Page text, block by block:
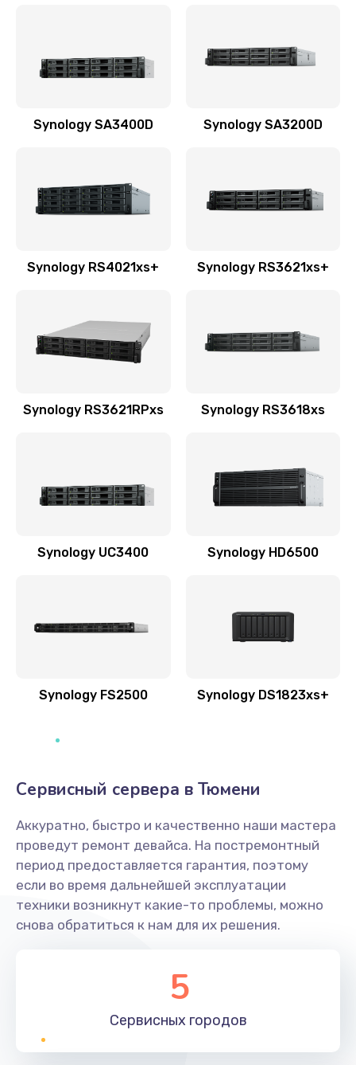
Synology SA3400D Synology SA3200D
Synology RS4021xs+ Synology RS3621xs+
Synology RS3621RPxs Synology RS3618xs
Synology UC3400 Synology HD6500
Synology FS2500 Synology DS1823xs+
Сервисный сервера в Тюмени
Аккуратно, быстро и качественно наши мастера
проведут ремонт девайса. На постремонтный
период предоставляется гарантия, поэтому
если во время дальнейшей эксплуатации
техники возникнут какие-то проблемы, можно
снова обратиться к нам для их решения.
5
Сервисных городов